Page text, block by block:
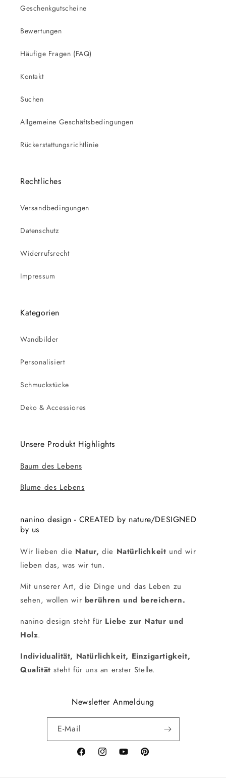
Geschenkgutscheine
Bewertungen
Häufige Fragen (FAQ)
Kontakt
Suchen
Allgemeine Geschäftsbedingungen
Rückerstattungsrichtlinie
Rechtliches
Versandbedingungen
Datenschutz
Widerrufsrecht
Impressum
Kategorien
Wandbilder
Personalisiert
Schmuckstücke
Deko & Accessiores
Unsere Produkt Highlights
Baum des Lebens
Blume des Lebens
nanino design - CREATED by nature/DESIGNED
by us
Wir lieben die Natur, die Natürlichkeit und wir
lieben das, was wir tun.
Mit unserer Art, die Dinge und das Leben zu
sehen, wollen wir berühren und bereichern.
nanino design steht für Liebe zur Natur und
Holz.
Individualität, Natürlichkeit, Einzigartigkeit,
Qualität steht für uns an erster Stelle.
Newsletter Anmeldung
E-Mail
FacebookInstagramYouTubePinterest